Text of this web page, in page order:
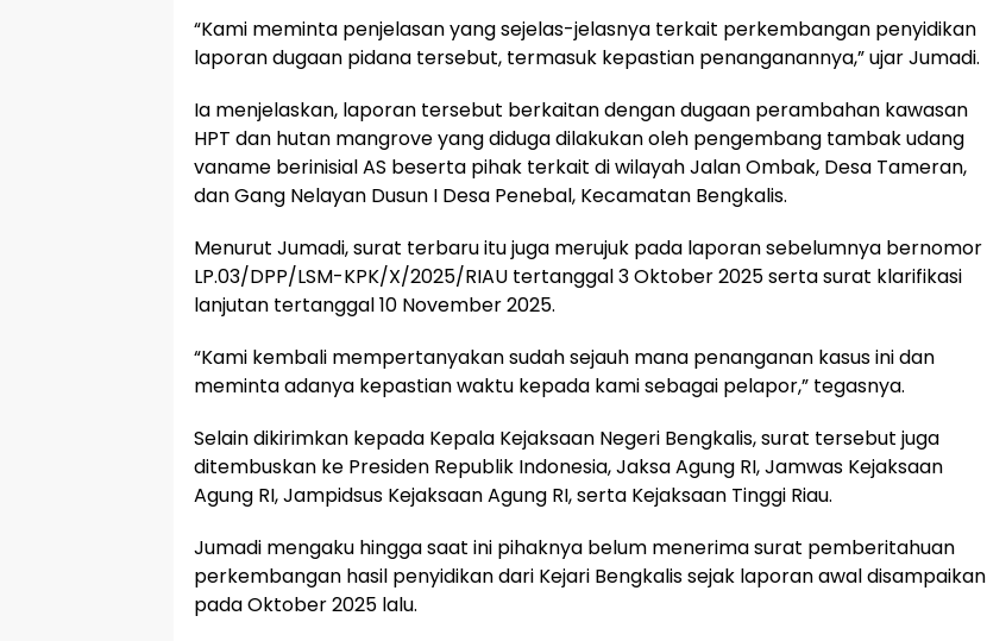
“Kami meminta penjelasan yang sejelas-jelasnya terkait perkembangan penyidikan
laporan dugaan pidana tersebut, termasuk kepastian penanganannya,” ujar Jumadi.
Ia menjelaskan, laporan tersebut berkaitan dengan dugaan perambahan kawasan
HPT dan hutan mangrove yang diduga dilakukan oleh pengembang tambak udang
vaname berinisial AS beserta pihak terkait di wilayah Jalan Ombak, Desa Tameran,
dan Gang Nelayan Dusun I Desa Penebal, Kecamatan Bengkalis.
Menurut Jumadi, surat terbaru itu juga merujuk pada laporan sebelumnya bernomor
LP.03/DPP/LSM-KPK/X/2025/RIAU tertanggal 3 Oktober 2025 serta surat klarifikasi
lanjutan tertanggal 10 November 2025.
“Kami kembali mempertanyakan sudah sejauh mana penanganan kasus ini dan
meminta adanya kepastian waktu kepada kami sebagai pelapor,” tegasnya.
Selain dikirimkan kepada Kepala Kejaksaan Negeri Bengkalis, surat tersebut juga
ditembuskan ke Presiden Republik Indonesia, Jaksa Agung RI, Jamwas Kejaksaan
Agung RI, Jampidsus Kejaksaan Agung RI, serta Kejaksaan Tinggi Riau.
Jumadi mengaku hingga saat ini pihaknya belum menerima surat pemberitahuan
perkembangan hasil penyidikan dari Kejari Bengkalis sejak laporan awal disampaikan
pada Oktober 2025 lalu.